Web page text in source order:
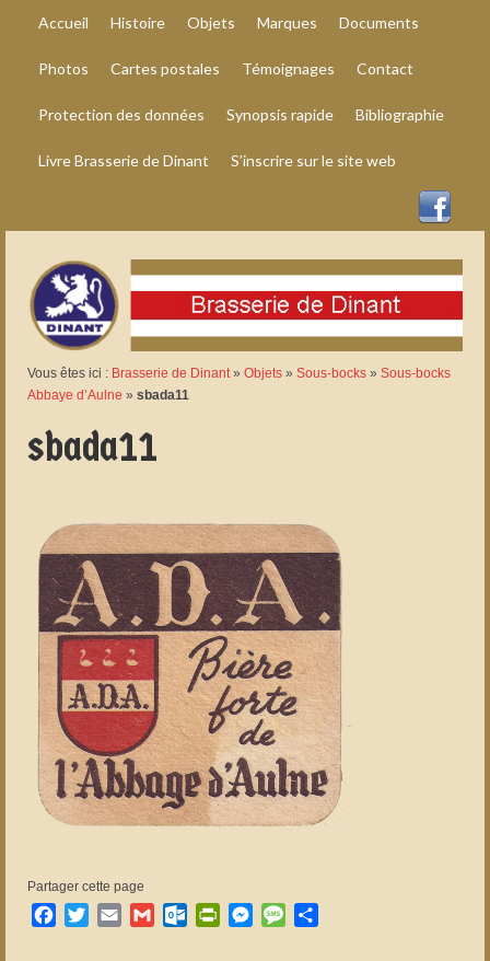
Accueil Histoire Objets Marques Documents
Photos Cartes postales Témoignages Contact
Protection des données Synopsis rapide Bibliographie
Livre Brasserie de Dinant S’inscrire sur le site web
Vous êtes ici : Brasserie de Dinant» Objets » Sous-bocks » Sous-bocks
Abbaye d’Aulne » sbada11
sbada11
Partager cette page
Facebook
TwitterEmail GmailOutlook.com
PrintFriendly
Messenger
Message